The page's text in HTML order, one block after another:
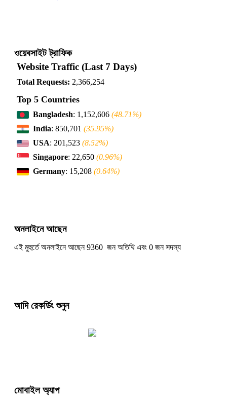
ওয়েবসাইট ট্রাফিক
Website Traffic (Last 7 Days)
Total Requests: 2,366,254
Top 5 Countries
Bangladesh: 1,152,606 (48.71%)
India: 850,701 (35.95%)
USA: 201,523 (8.52%)
Singapore: 22,650 (0.96%)
Germany: 15,208 (0.64%)
অনলাইনে আছেন
এই মুহুর্তে অনলাইনে আছেন 9360 জন অতিথি এবং 0 জন সদস্য
আদি রেকর্ডিং শুনুন
মোবাইল অ্যাপ